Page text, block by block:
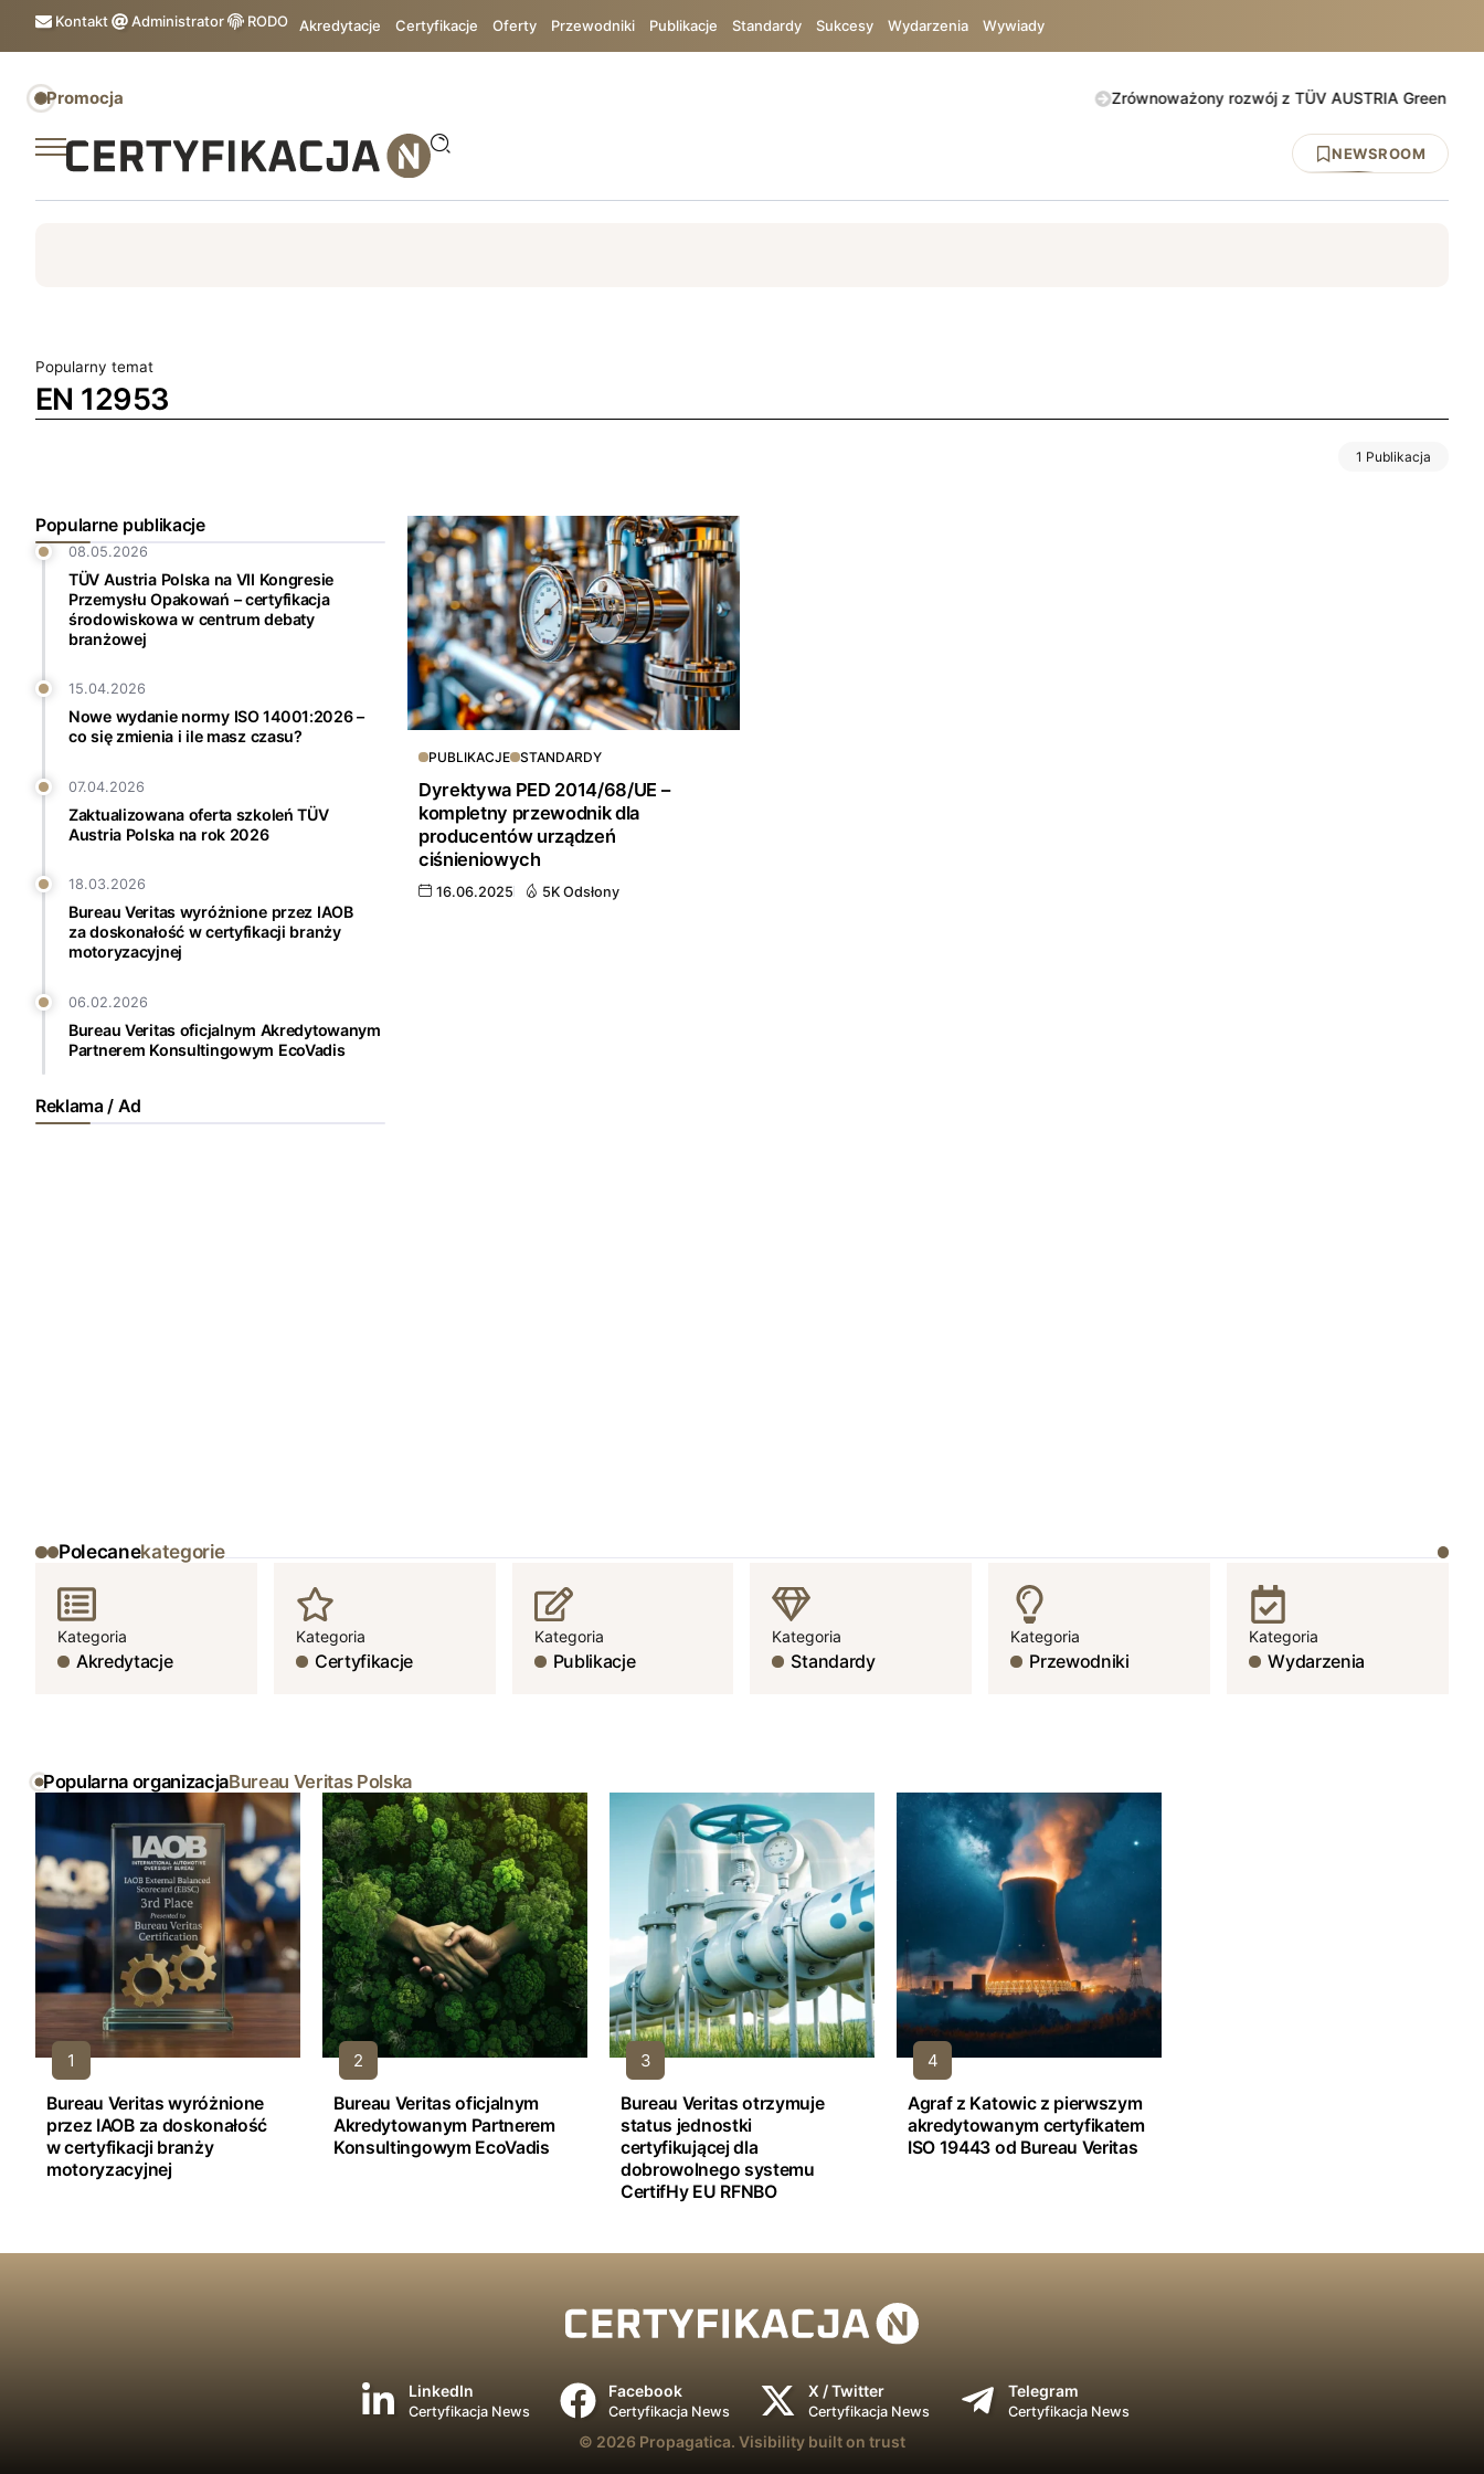
Kontakt Administrator RODO Akredytacje Certyfikacje Oferty Przewodniki Publikacje Standardy Sukcesy Wydarzenia Wywiady
Promocja Zrównoważony rozwój z TÜV AUSTRIA Green Action.
NEWSROOM
Popularny temat
EN 12953
1 Publikacja
Popularne publikacje
08.05.2026
TÜV Austria Polska na VII Kongresie
Przemysłu Opakowań – certyfikacja
środowiskowa w centrum debaty
branżowej
15.04.2026
Nowe wydanie normy ISO 14001:2026 –
co się zmienia i ile masz czasu?
07.04.2026
Zaktualizowana oferta szkoleń TÜV
Austria Polska na rok 2026
18.03.2026
Bureau Veritas wyróżnione przez IAOB
za doskonałość w certyfikacji branży
motoryzacyjnej
06.02.2026
Bureau Veritas oficjalnym Akredytowanym
Partnerem Konsultingowym EcoVadis
Reklama / Ad
PUBLIKACJE STANDARDY
Dyrektywa PED 2014/68/UE –
kompletny przewodnik dla
producentów urządzeń
ciśnieniowych
16.06.2025 5K Odsłony
Polecanekategorie
Kategoria
Akredytacje
Kategoria
Certyfikacje
Kategoria
Publikacje
Kategoria
Standardy
Kategoria
Przewodniki
Kategoria
Wydarzenia
Popularna organizacjaBureau Veritas Polska
Bureau Veritas wyróżnione
przez IAOB za doskonałość
w certyfikacji branży
motoryzacyjnej
Bureau Veritas oficjalnym
Akredytowanym Partnerem
Konsultingowym EcoVadis
Bureau Veritas otrzymuje
status jednostki
certyfikującej dla
dobrowolnego systemu
CertifHy EU RFNBO
Agraf z Katowic z pierwszym
akredytowanym certyfikatem
ISO 19443 od Bureau Veritas
LinkedIn
Certyfikacja News
Facebook
Certyfikacja News
X / Twitter
Certyfikacja News
Telegram
Certyfikacja News
© 2026 Propagatica. Visibility built on trust